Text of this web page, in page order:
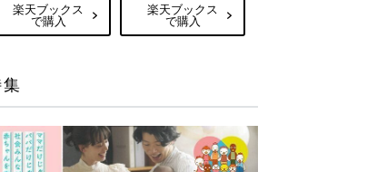
楽天ブックス
で購入
楽天ブックス
で購入